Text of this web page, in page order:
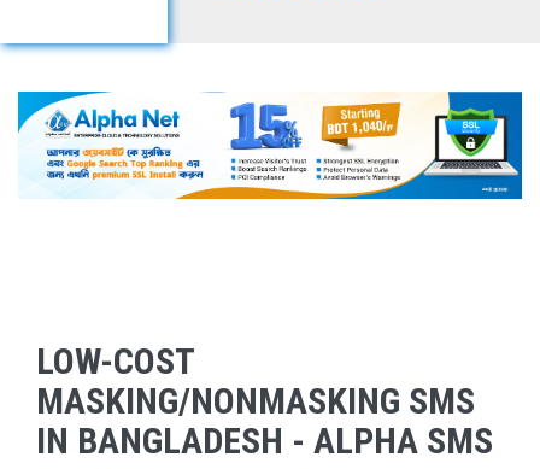
LOW-COST
MASKING/NONMASKING SMS
IN BANGLADESH - ALPHA SMS